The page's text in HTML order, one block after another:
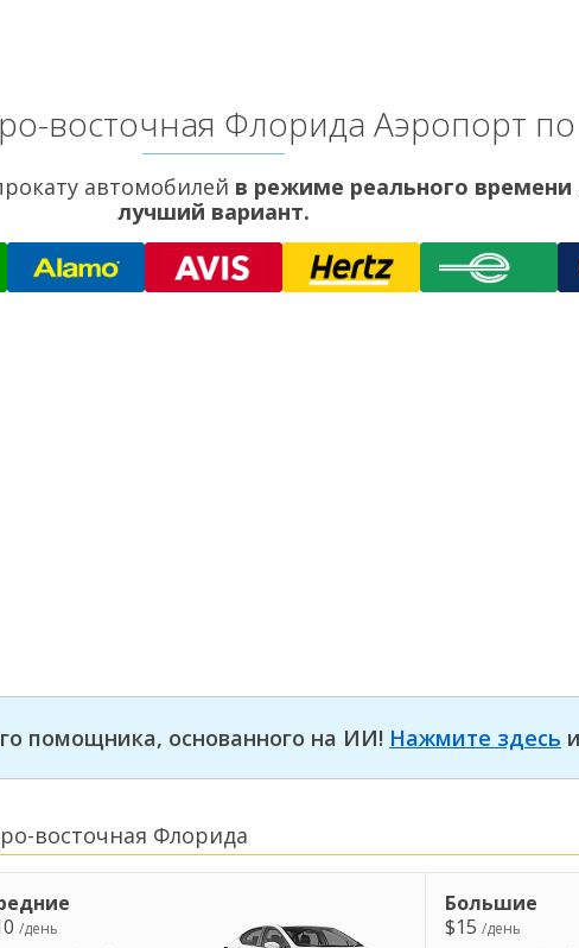
восточная Флорида Аэропорт
автомобилей в режиме реального времени
лучший вариант.
помощника, основанного на ИИ! Нажмите здесь
восточная Флорида
/день
Большие
$15 /день